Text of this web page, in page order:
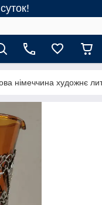
німеччина художнє